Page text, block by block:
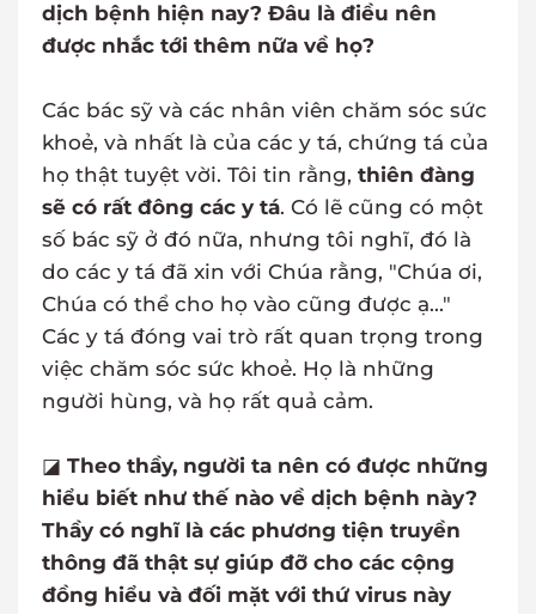
dịch bệnh hiện nay? Đâu là điều nên
được nhắc tới thêm nữa về họ?
Các bác sỹ và các nhân viên chăm sóc sức
khoẻ, và nhất là của các y tá, chứng tá của
họ thật tuyệt vời. Tôi tin rằng, thiên đàng
sẽ có rất đông các y tá. Có lẽ cũng có một
số bác sỹ ở đó nữa, nhưng tôi nghĩ, đó là
do các y tá đã xin với Chúa rằng, "Chúa ơi,
Chúa có thể cho họ vào cũng được ạ..."
Các y tá đóng vai trò rất quan trọng trong
việc chăm sóc sức khoẻ. Họ là những
người hùng, và họ rất quả cảm.
◪ Theo thầy, người ta nên có được những
hiểu biết như thế nào về dịch bệnh này?
Thầy có nghĩ là các phương tiện truyền
thông đã thật sự giúp đỡ cho các cộng
đồng hiểu và đối mặt với thứ virus này